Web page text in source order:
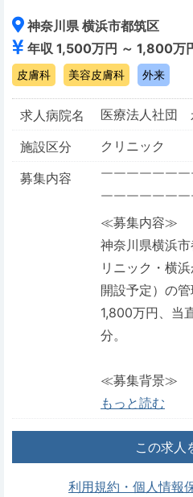
神奈川県 横浜市都筑区
年収 1,500万円 ～ 1,800万
皮膚科 美容皮膚科 外来
求人病院名
医療法人社団
施設区分
クリニック
募集内容
￣￣￣￣￣￣
￣￣￣￣￣￣
≪募集内容≫
神奈川県横浜
リニック・横
開設予定）の
1,800万円、当
分。
≪募集背景≫
もっと読む
この求人
利用規約・個人情報